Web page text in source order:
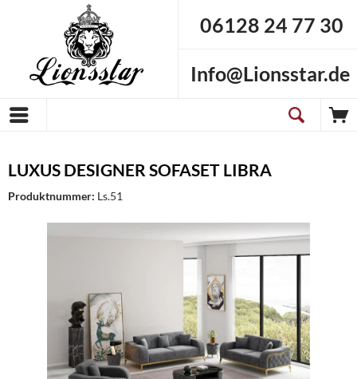
06128 24 77 30
Info@Lionsstar.de
LUXUS DESIGNER SOFASET LIBRA
Produktnummer: Ls.51